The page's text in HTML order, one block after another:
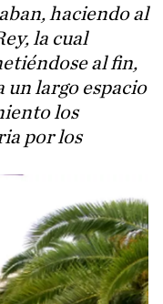
haciendo al
la cual
al fin,
largo espacio
los
por los